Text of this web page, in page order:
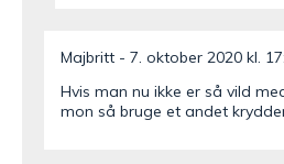
Majbritt
7. oktober 2020 kl.
Hvis man nu ikke er så vild
mon så bruge et andet